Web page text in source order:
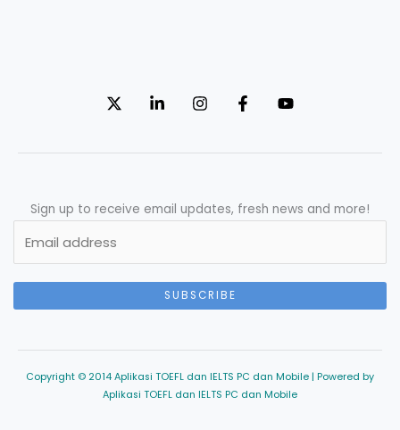
Sign up to receive email updates, fresh news and more!
SUBSCRIBE
Copyright © 2014 Aplikasi TOEFL dan IELTS PC dan Mobile | Powered by
Aplikasi TOEFL dan IELTS PC dan Mobile